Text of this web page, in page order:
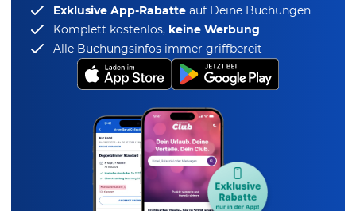
Exklusive App-Rabatte auf Deine Buchungen
Komplett kostenlos, keine Werbung
Alle Buchungsinfos immer griffbereit